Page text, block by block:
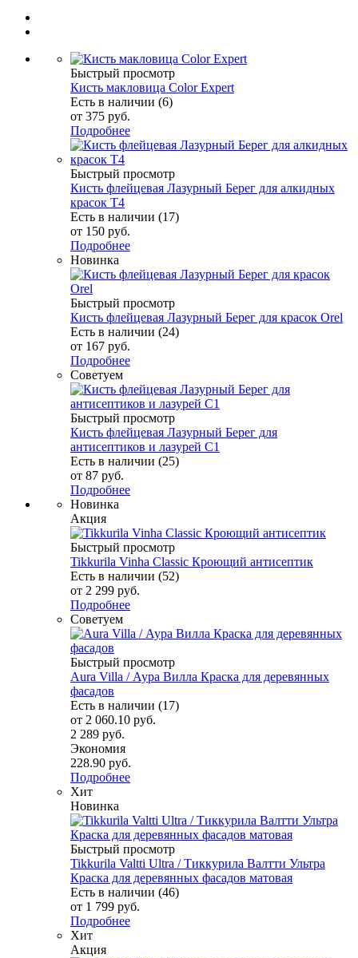
Быстрый просмотр
Кисть макловица Color Expert
Есть в наличии (6)
от 375 руб.
Подробнее
Быстрый просмотр
Кисть флейцевая Лазурный Берег для алкидных
красок Т4
Есть в наличии (17)
от 150 руб.
Подробнее
Новинка
Быстрый просмотр
Кисть флейцевая Лазурный Берег для красок Orel
Есть в наличии (24)
от 167 руб.
Подробнее
Советуем
Быстрый просмотр
Кисть флейцевая Лазурный Берег для
антисептиков и лазурей C1
Есть в наличии (25)
от 87 руб.
Подробнее
Новинка
Акция
Быстрый просмотр
Tikkurila Vinha Classic Кроющий антисептик
Есть в наличии (52)
от 2 299 руб.
Подробнее
Советуем
Быстрый просмотр
Aura Villa / Аура Вилла Краска для деревянных
фасадов
Есть в наличии (17)
от 2 060.10 руб.
2 289 руб.
Экономия
228.90 руб.
Подробнее
Хит
Новинка
Быстрый просмотр
Tikkurila Valtti Ultra / Тиккурила Валтти Ультра
Краска для деревянных фасадов матовая
Есть в наличии (46)
от 1 799 руб.
Подробнее
Хит
Акция